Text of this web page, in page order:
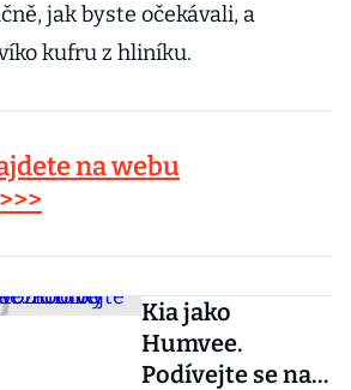
jak byste očekávali, a
kufru z hliníku.
na webu
Kia jako
Humvee.
Podívejte se na